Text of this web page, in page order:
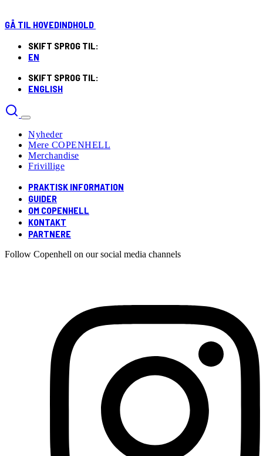
GÅ TIL HOVEDINDHOLD
SKIFT SPROG TIL:
EN
SKIFT SPROG TIL:
ENGLISH
Nyheder
Mere COPENHELL
Merchandise
Frivillige
PRAKTISK INFORMATION
GUIDER
OM COPENHELL
KONTAKT
PARTNERE
Follow Copenhell on our social media channels